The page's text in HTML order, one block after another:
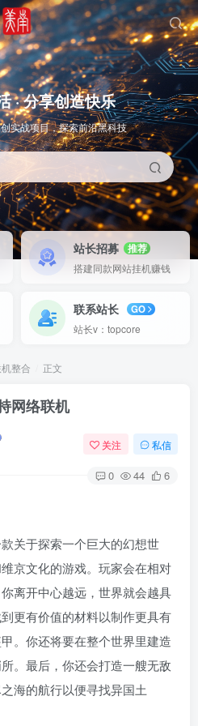
SOFT教程
Android软件
· 分享创造快乐
实战项目，探索前沿黑科技
站长招募
推荐
搭建同款网站挂机赚钱
联系站长
GO
站长v：topcore
整合 正文
网络联机
关注 私信
0 44 6
关于探索一个巨大的幻想世
京文化的游戏。玩家会在相对
离开中心越远，世界就会越具
更有价值的材料以制作更具有
。你还将要在整个世界里建造
。最后，你还会打造一艘无敌
海的航行以便寻找异国土